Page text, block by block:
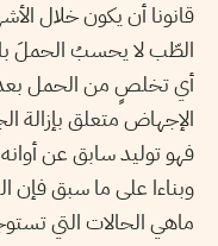
قانونا أن يكون خلال
الطّب لا يحسبُ الحملَ
أي تخلصٍ من الحمل بعد
الإجهاض متعلق بإزالة
فهو توليد سابق عن
وبناءا على ما سبق فإن
ماهي الحالات التي